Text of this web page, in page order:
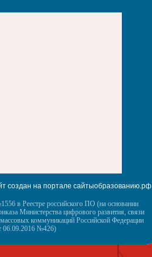
создан на портале сайтыобразованию.рф
в Реестре российского ПО (на основании
Министерства цифрового развития, связи
коммуникаций Российской Федерации
06.09.2016 №426)